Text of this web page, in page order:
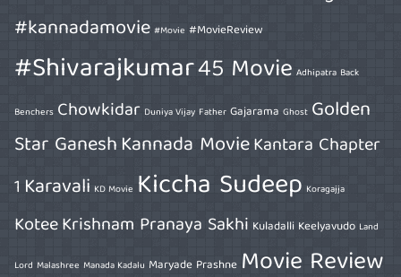
#kannadamovie #Movie #MovieReview
#Shivarajkumar45 Movie Adhipatra Back
Benchers Chowkidar Duniya Vijay Father Gajarama Ghost Golden
Star GaneshKannada MovieKantara Chapter
1 Karavali KD Movie Kiccha Sudeep Koragajja
KoteeKrishnam Pranaya Sakhi Kuladalli Keelyavudo Land
Lord Malashree Manada Kadalu Maryade Prashne Movie Review